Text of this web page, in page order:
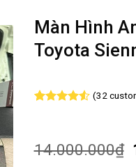
Màn Hình
Toyota
customer
ratings
(32
14.000.000₫